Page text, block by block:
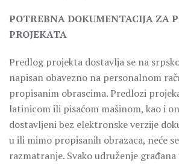
POTREBNA DOKUMENTACIJA ZA
PROJEKATA
Predlog projekta dostavlja se na
napisan obavezno na personalnom
propisanim obrascima. Predlozi
latinicom ili pisaćom mašinom, kao i
dostavljeni bez elektronske verzije
u ili mimo propisanih obrazaca, neće
razmatranje. Svako udruženje